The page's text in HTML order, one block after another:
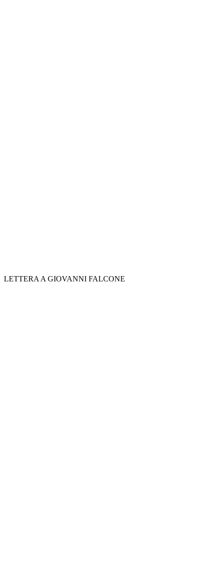
LETTERA A GIOVANNI FALCONE